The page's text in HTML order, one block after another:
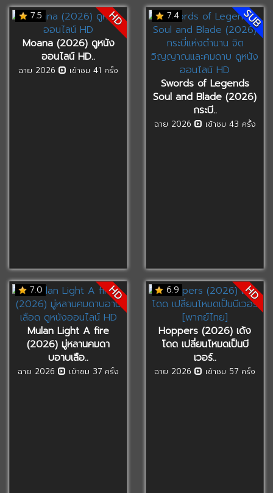
7.5 HD
Moana (2026) ดูหนัง
ออนไลน์ HD..
ฉาย 2026 เข้าชม 41 ครั้ง
7.4 SUB
Swords of Legends
Soul and Blade (2026)
กระบี..
ฉาย 2026 เข้าชม 43 ครั้ง
7.0 HD
Mulan Light A fire
(2026) มู่หลานคมดา
บอาบเลือ..
ฉาย 2026 เข้าชม 37 ครั้ง
6.9 HD
Hoppers (2026) เด้ง
โดด เปลี่ยนโหมดเป็นบี
เวอร์..
ฉาย 2026 เข้าชม 57 ครั้ง